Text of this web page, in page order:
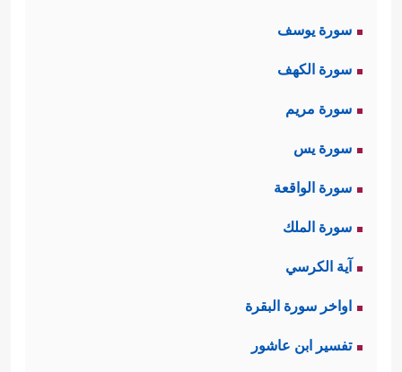
سورة يوسف
سورة الكهف
سورة مريم
سورة يس
سورة الواقعة
سورة الملك
آية الكرسي
اواخر سورة البقرة
تفسير ابن عاشور